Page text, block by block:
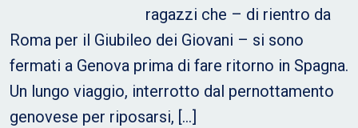
ragazzi che – di rientro da
Roma per il Giubileo dei Giovani – si sono
fermati a Genova prima di fare ritorno in Spagna.
Un lungo viaggio, interrotto dal pernottamento
genovese per riposarsi, […]